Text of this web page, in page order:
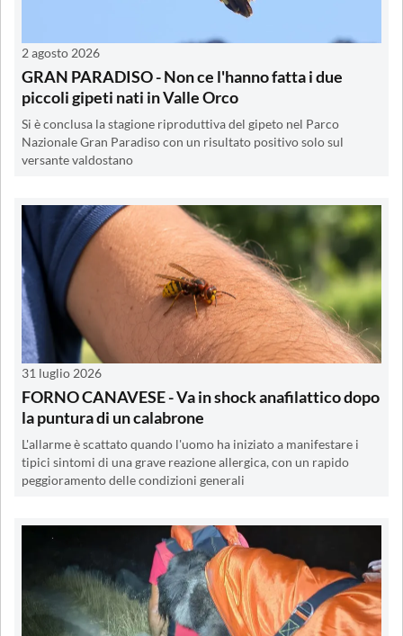
2 agosto 2026
GRAN PARADISO - Non ce l'hanno fatta i due
piccoli gipeti nati in Valle Orco
Si è conclusa la stagione riproduttiva del gipeto nel Parco
Nazionale Gran Paradiso con un risultato positivo solo sul
versante valdostano
31 luglio 2026
FORNO CANAVESE - Va in shock anafilattico dopo
la puntura di un calabrone
L'allarme è scattato quando l'uomo ha iniziato a manifestare i
tipici sintomi di una grave reazione allergica, con un rapido
peggioramento delle condizioni generali